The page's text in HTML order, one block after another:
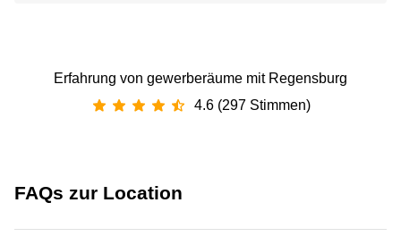
Erfahrung von gewerberäume mit Regensburg
4.6 (297 Stimmen)
FAQs zur Location